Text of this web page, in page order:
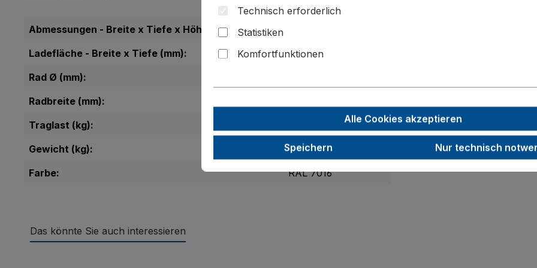
Abmessungen - Breite x Tiefe x Höhe (mm):
Ladefläche - Breite x Tiefe (mm):
1000 x 650
Rad Ø (mm):
Radbreite (mm):
Traglast (kg):
Gewicht (kg):
54,0
Farbe:
RAL 7016
Das könnte Sie auch interessieren
Technisch erforderlich
Statistiken
Komfortfunktionen
Alle Cookies akzeptieren
Speichern Nur technisch